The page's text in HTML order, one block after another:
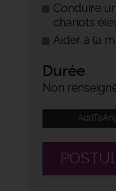
Conduire
chariots
Aider à la
Durée
Non